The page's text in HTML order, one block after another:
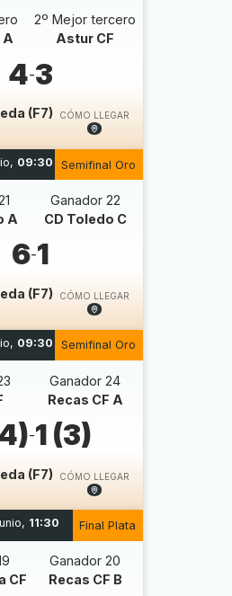
A
2º Mejor tercero
Astur CF
4-3
(F7)
CÓMO LLEGAR
09:30 Semifinal Oro
A
Ganador 22
CD Toledo C
6-1
(F7)
CÓMO LLEGAR
09:30 Semifinal Oro
Ganador 24
Recas CF A
-1 (3)
(F7)
CÓMO LLEGAR
11:30 Final Plata
CF
Ganador 20
Recas CF B